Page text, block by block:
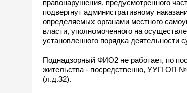
правонарушения, предусмотренного
подвергнут административному
определяемых органами местного
власти, уполномоченного на
установленного порядка деятельности
Поднадзорный ФИО2 не работает, по
жительства - посредственно, УУП ОП
(л.д.32).